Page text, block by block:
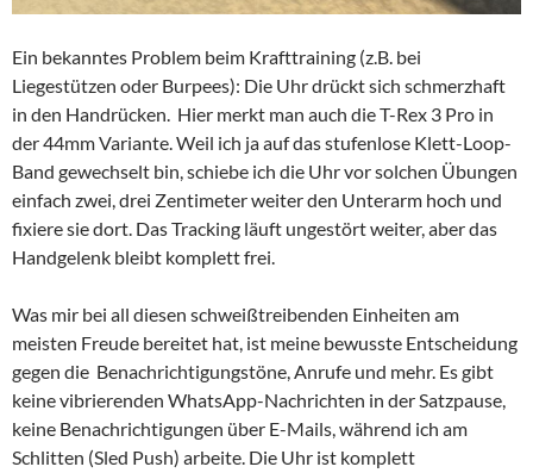
Ein bekanntes Problem beim Krafttraining (z.B. bei
Liegestützen oder Burpees): Die Uhr drückt sich schmerzhaft
in den Handrücken. Hier merkt man auch die T-Rex 3 Pro in
der 44mm Variante. Weil ich ja auf das stufenlose Klett-Loop-
Band gewechselt bin, schiebe ich die Uhr vor solchen Übungen
einfach zwei, drei Zentimeter weiter den Unterarm hoch und
fixiere sie dort. Das Tracking läuft ungestört weiter, aber das
Handgelenk bleibt komplett frei.
Was mir bei all diesen schweißtreibenden Einheiten am
meisten Freude bereitet hat, ist meine bewusste Entscheidung
gegen die Benachrichtigungstöne, Anrufe und mehr. Es gibt
keine vibrierenden WhatsApp-Nachrichten in der Satzpause,
keine Benachrichtigungen über E-Mails, während ich am
Schlitten (Sled Push) arbeite. Die Uhr ist komplett